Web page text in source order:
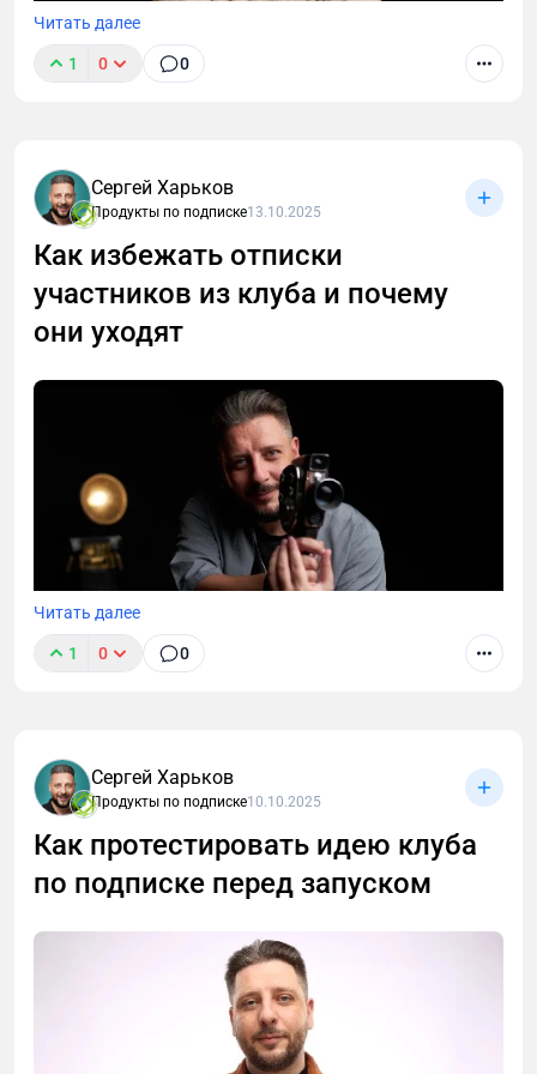
Вы запустили клуб по подписке, вложили в него
время, душу, лучшие материалы, но люди не
спешат оформлять подписку. Почему так
происходит?
Читать далее
1 0 0
Сергей Харьков
Продукты по подписке13.10.2025
Как избежать отписки
участников из клуба и почему
они уходят
ожидалось. Почему так происходит?
Читать далее
1 0 0
Сергей Харьков
Продукты по подписке10.10.2025
Как протестировать идею клуба
по подписке перед запуском